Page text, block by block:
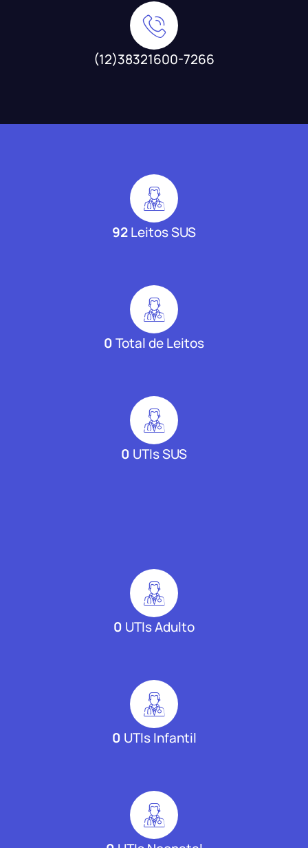
(12)38321600-7266
92Leitos SUS
0Total de Leitos
0 UTIs SUS
0 UTIs Adulto
0 UTIs Infantil